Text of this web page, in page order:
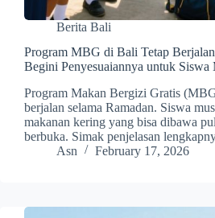
Berita Bali
Program MBG di Bali Tetap Berjalan
Begini Penyesuaiannya untuk Siswa
Program Makan Bergizi Gratis
berjalan selama Ramadan. Siswa
makanan kering yang bisa dibawa
berbuka. Simak penjelasan
Asn
February 17, 2026